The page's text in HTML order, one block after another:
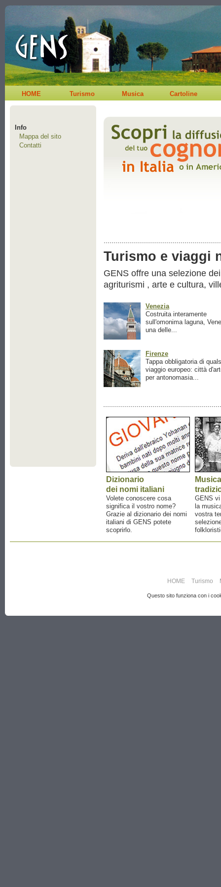
HOME Turismo Musica Cartoline
Info
Mappa del sito
Contatti
Turismo e viaggi
GENS offre una selezione
agriturismi , arte e cultura,
Venezia
Costruita interamente
sull'omonima laguna,
una delle...
Firenze
Tappa obbligatoria di
viaggio europeo: città
per antonomasia...
Dizionario
dei nomi italiani
Volete conoscere cosa
significa il vostro nome?
Grazie al dizionario dei nomi
italiani di GENS potete
scoprirlo.
Musica
GENS
la
vostra
HOME Turismo
Questo sito funziona con i